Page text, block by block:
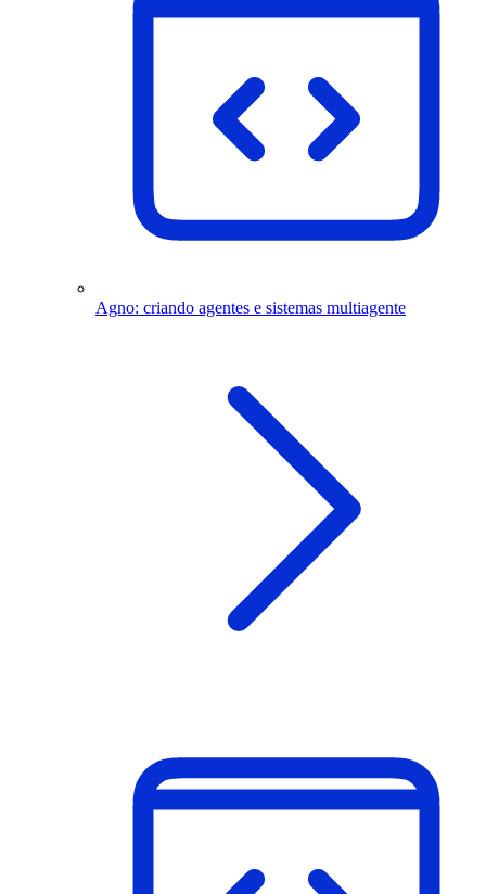
Agno: criando agentes e sistemas multiagente